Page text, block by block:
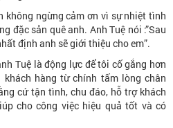
không ngừng cảm ơn vì sự nhiệt tình
đặc sản quê anh. Anh Tuệ nói :”Sau
định anh sẽ giới thiệu cho em”.
Tuệ là động lực để tôi cố gắng hơn
khách hàng từ chính tấm lòng chân
cứ tận tình, chu đáo, hỗ trợ khách
cho công việc hiệu quả tốt và có